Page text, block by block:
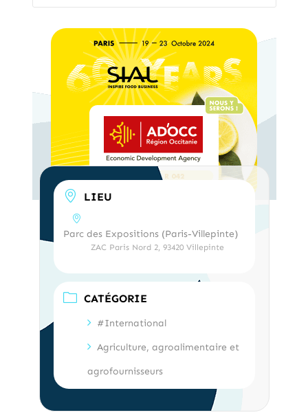
LIEU
Parc des Expositions (Paris-Villepinte)
ZAC Paris Nord 2, 93420 Villepinte
CATÉGORIE
#International
Agriculture, agroalimentaire et
agrofournisseurs